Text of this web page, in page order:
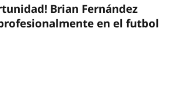
Brian Fernández
en el futbol